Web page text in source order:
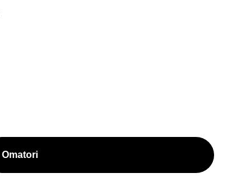
Oma­to­ri